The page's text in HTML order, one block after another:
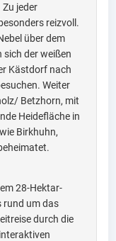
Zu jeder
reizvoll.
über dem
der weißen
Kästdorf nach
Weiter
Betzhorn, mit
Heidefläche in
Birkhuhn,
28-Hektar-
rund um das
durch die